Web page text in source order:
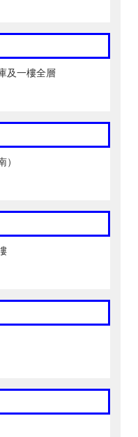
及一樓全層